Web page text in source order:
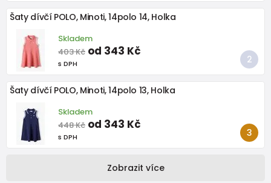
Šaty dívčí POLO, Minoti, 14polo 14, Holka
Skladem
403 Kč od 343 Kč
s DPH
Šaty dívčí POLO, Minoti, 14polo 13, Holka
Skladem
448 Kč od 343 Kč
s DPH
Zobrazit více